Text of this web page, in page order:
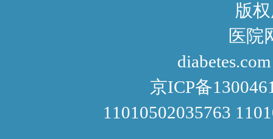
版
医院网址： http://
京ICP备
11010502035763